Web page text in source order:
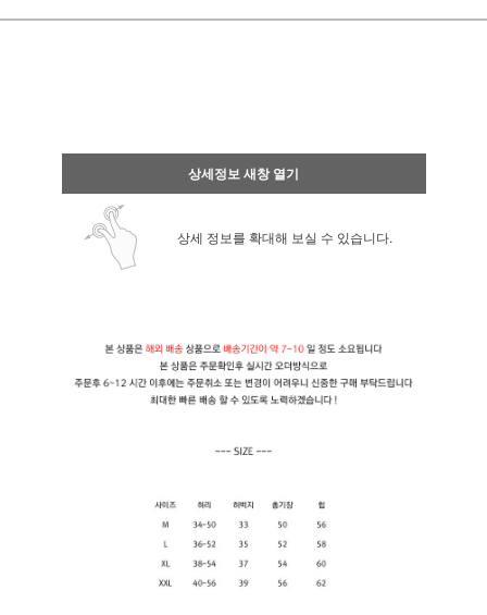
상세정보 새창 열기
상세 정보를 확대해 보실 수 있습니다.